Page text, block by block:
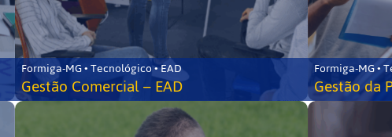
Formiga-MG • Tecnológico • EAD
Gestão Comercial – EAD
Formiga-MG •
Gestão da